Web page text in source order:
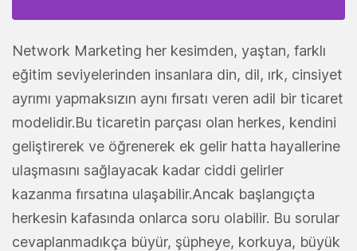
Network Marketing her kesimden, yaştan, farklı
eğitim seviyelerinden insanlara din, dil, ırk, cinsiyet
ayrımı yapmaksızın aynı fırsatı veren adil bir ticaret
modelidir.Bu ticaretin parçası olan herkes, kendini
geliştirerek ve öğrenerek ek gelir hatta hayallerine
ulaşmasını sağlayacak kadar ciddi gelirler
kazanma fırsatına ulaşabilir.Ancak başlangıçta
herkesin kafasında onlarca soru olabilir. Bu sorular
cevaplanmadıkça büyür, şüpheye, korkuya, büyük